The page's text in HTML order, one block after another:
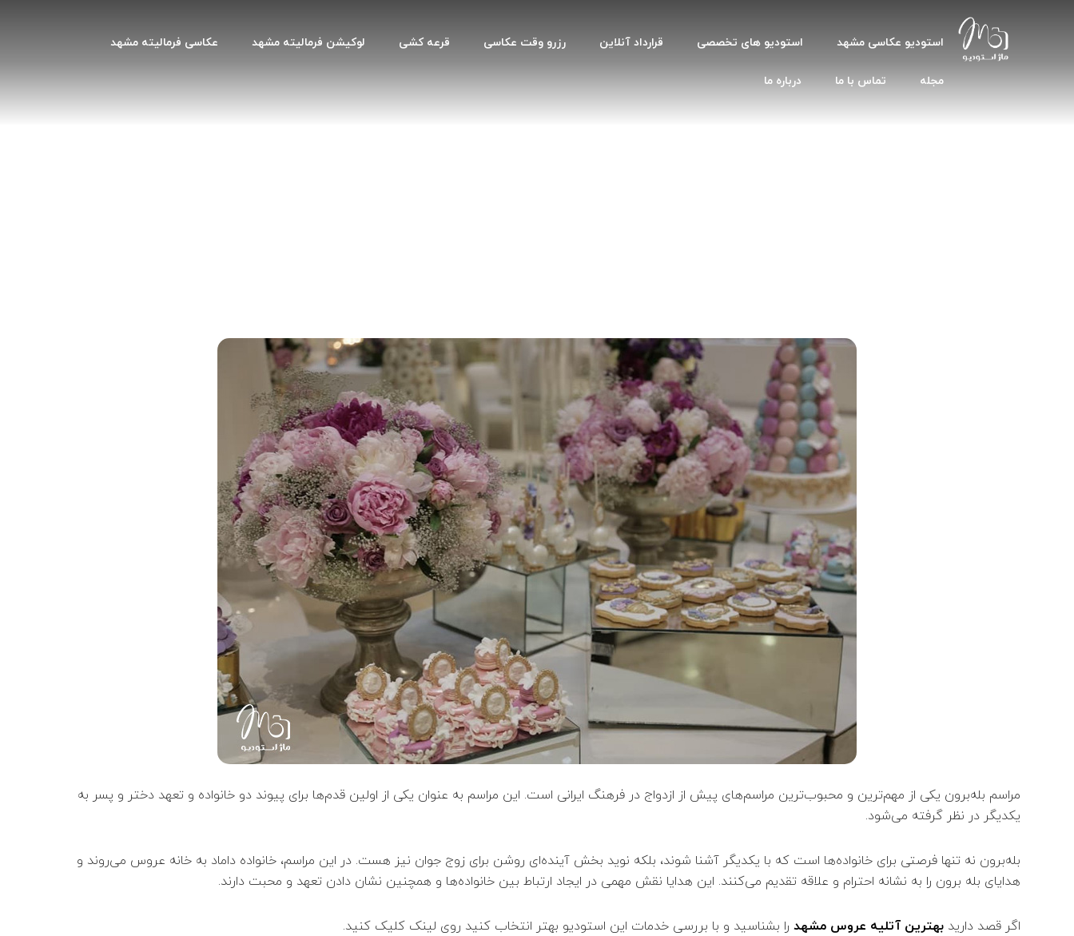
استودیو عکاسی مشهد استودیو های تخصصی قرارداد آنلاین رزرو وقت عکاسی قرعه کشی لوکیشن فرمالیته مشهد عکاسی فرمالیته مشهد
مجله تماس با ما درباره ما
مراسم بله‌برون یکی از مهم‌ترین و محبوب‌ترین مراسم‌های پیش از ازدواج در فرهنگ ایرانی است. این مراسم به عنوان یکی از اولین قدم‌ها برای پیوند دو خانواده و تعهد دختر و پسر به
یکدیگر در نظر گرفته می‌شود.
بله‌برون نه تنها فرصتی برای خانواده‌ها است که با یکدیگر آشنا شوند، بلکه نوید بخش آینده‌ای روشن برای زوج جوان نیز هست. در این مراسم، خانواده داماد به خانه عروس می‌روند و
هدایای بله برون را به نشانه احترام و علاقه تقدیم می‌کنند. این هدایا نقش مهمی در ایجاد ارتباط بین خانواده‌ها و همچنین نشان دادن تعهد و محبت دارند.
اگر قصد داریدبهترین آتلیه عروس مشهد را بشناسید و با بررسی خدمات این استودیو بهتر انتخاب کنید روی لینک کلیک کنید.